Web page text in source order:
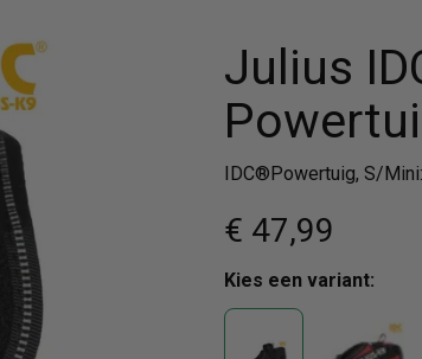
Vul hem
Julius
IDC®Powertuig, S/
€ 47,99
Kies een variant: